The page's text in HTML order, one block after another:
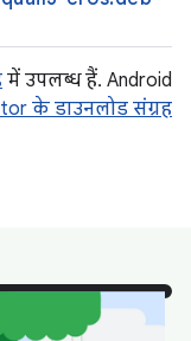
में उपलब्ध हैं. Android
के डाउनलोड संग्रह